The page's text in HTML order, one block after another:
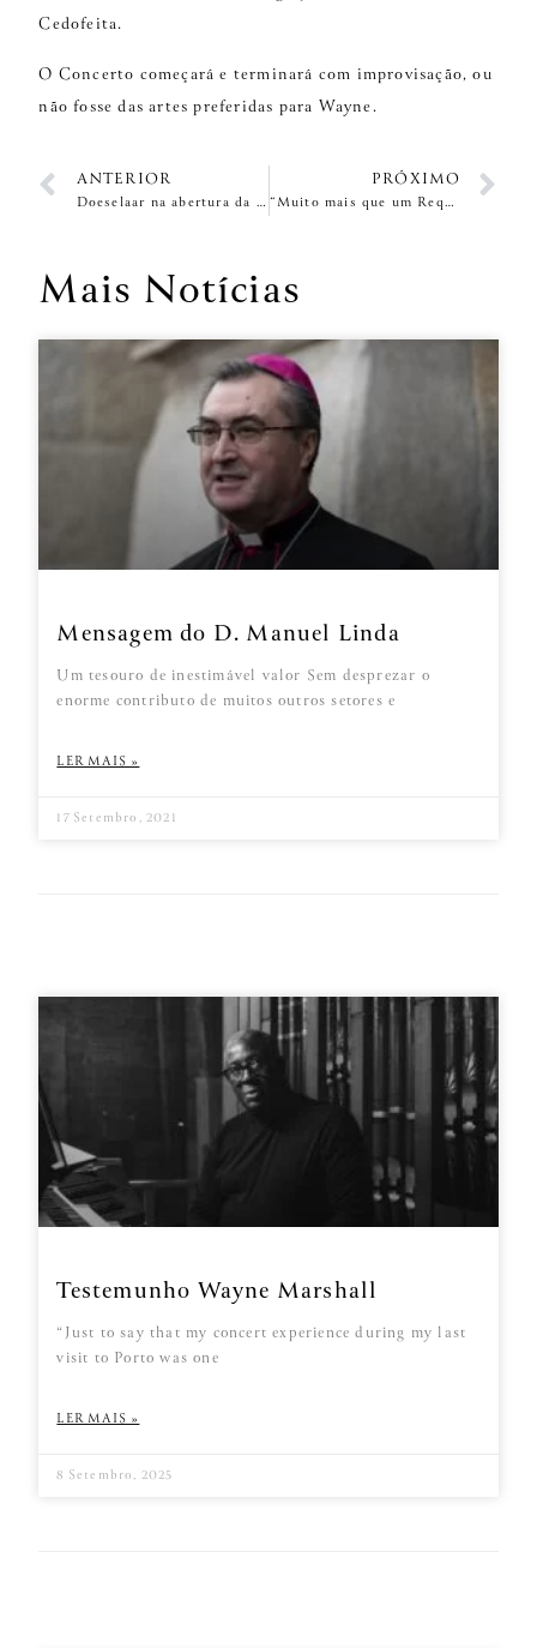
Cedofeita.
O Concerto começará e terminará com improvisação, ou
não fosse das artes preferidas para Wayne.
ANTERIOR
Doeselaar na abertura da 4.ª edição do FIOMS, na celebração dos 39 anos do Grande Órgão de Tubos da icónica Sé Catedral do Porto.
PRÓXIMO
“Muito mais que um Requiem”
Mais Notícias
Mensagem do D. Manuel Linda
Um tesouro de inestimável valor Sem desprezar o
enorme contributo de muitos outros setores e
LER MAIS »
17 Setembro, 2021
Testemunho Wayne Marshall
“Just to say that my concert experience during my last
visit to Porto was one
LER MAIS »
8 Setembro, 2025